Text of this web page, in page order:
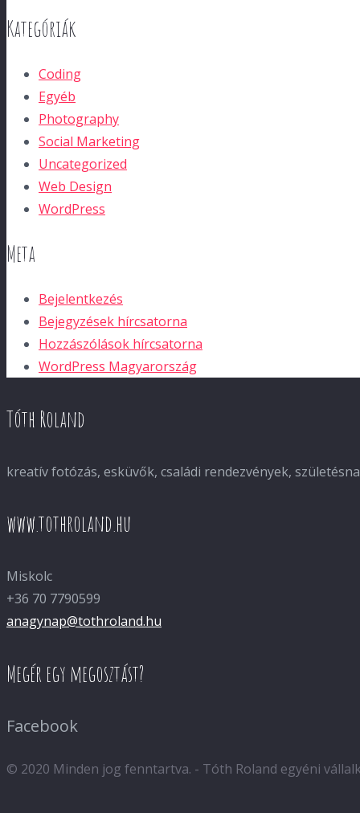
Kategóriák
Coding
Egyéb
Photography
Social Marketing
Uncategorized
Web Design
WordPress
Meta
Bejelentkezés
Bejegyzések hírcsatorna
Hozzászólások hírcsatorna
WordPress Magyarország
Tóth Roland
kreatív fotózás, esküvők, családi rendezvények,
www.tothroland.hu
Miskolc
+36 70 7790599
anagynap@tothroland.hu
Megér egy megosztást?
Facebook
© 2020 Minden jog fenntartva. - Tóth Roland egyéni